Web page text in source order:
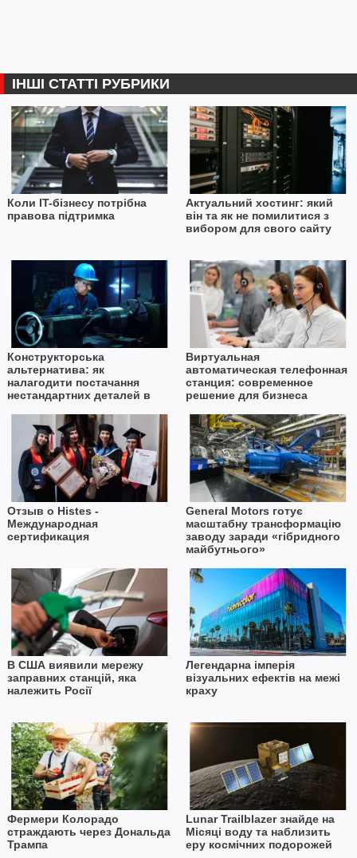
ІНШІ СТАТТІ РУБРИКИ
Коли IT-бізнесу потрібна
правова підтримка
Актуальний хостинг: який
він та як не помилитися з
вибором для свого сайту
Конструкторська
альтернатива: як
налагодити постачання
нестандартних деталей в
Виртуальная
автоматическая телефонная
станция: современное
решение для бизнеса
Отзыв о Histes -
Международная
сертификация
General Motors готує
масштабну трансформацію
заводу заради «гібридного
майбутнього»
В США виявили мережу
заправних станцій, яка
належить Росії
Легендарна імперія
візуальних ефектів на межі
краху
Фермери Колорадо
страждають через Дональда
Трампа
Lunar Trailblazer знайде на
Місяці воду та наблизить
еру космічних подорожей